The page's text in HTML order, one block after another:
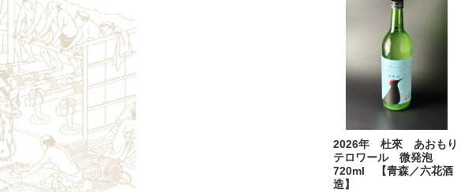
2026年 杜來 あおもり
テロワール 微発泡
720ml 【青森／六花酒
造】